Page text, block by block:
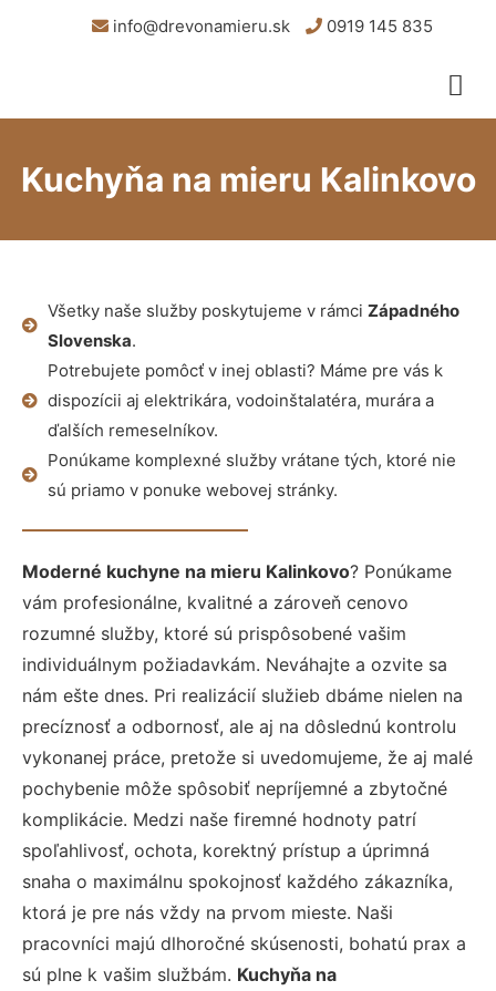
info@drevonamieru.sk 0919 145 835
Kuchyňa na mieru Kalinkovo
Všetky naše služby poskytujeme v rámci Západného
Slovenska.
Potrebujete pomôcť v inej oblasti? Máme pre vás k
dispozícii aj elektrikára, vodoinštalatéra, murára a
ďalších remeselníkov.
Ponúkame komplexné služby vrátane tých, ktoré nie
sú priamo v ponuke webovej stránky.
Moderné kuchyne na mieru Kalinkovo? Ponúkame
vám profesionálne, kvalitné a zároveň cenovo
rozumné služby, ktoré sú prispôsobené vašim
individuálnym požiadavkám. Neváhajte a ozvite sa
nám ešte dnes. Pri realizácií služieb dbáme nielen na
precíznosť a odbornosť, ale aj na dôslednú kontrolu
vykonanej práce, pretože si uvedomujeme, že aj malé
pochybenie môže spôsobiť nepríjemné a zbytočné
komplikácie. Medzi naše firemné hodnoty patrí
spoľahlivosť, ochota, korektný prístup a úprimná
snaha o maximálnu spokojnosť každého zákazníka,
ktorá je pre nás vždy na prvom mieste. Naši
pracovníci majú dlhoročné skúsenosti, bohatú prax a
sú plne k vašim službám. Kuchyňa na